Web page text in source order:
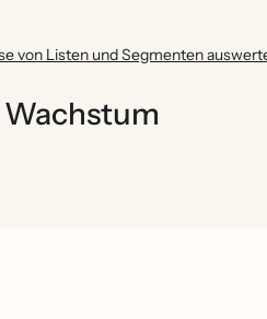
von Listen und Segmenten